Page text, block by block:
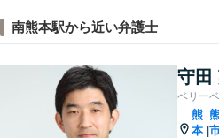
南熊本駅から近い弁護士
守田
ベリー
熊
本 |